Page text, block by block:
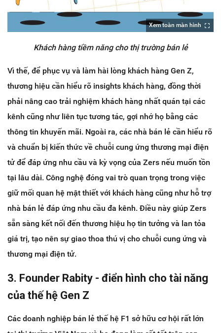
Xem toàn màn hình
Khách hàng tiềm năng cho thị trường bán lẻ
Vì thế, để phục vụ và làm hài lòng khách hàng Gen Z,
thương hiệu cần hiểu rõ insights khách hàng, đồng thời
phải nâng cao trải nghiệm khách hàng nhất quán tại các
kênh cũng như liên tục tương tác, gợi nhớ họ bằng các
thông tin khuyến mãi. Ngoài ra, các nhà bán lẻ cần hiểu rõ
và chuẩn bị kiến thức về chuỗi cung ứng thương mại điện
tử để đáp ứng nhu cầu và kỳ vọng của Zers nếu muốn tồn
tại lâu dài. Công nghệ đóng vai trò quan trọng trong việc
giữ mối quan hệ mật thiết với khách hàng cũng như hỗ trợ
nhà bán lẻ đáp ứng nhu cầu đa kênh. Điều này giúp Zers
sẵn sàng kết nối đến thương hiệu họ tin tưởng và lan tỏa
giá trị, tạo nên sự giao thoa thú vị cho chuỗi cung ứng và
thương mại điện tử.
3. Founder Rabity - điển hình cho tài năng
của thế hệ Gen Z
Các doanh nghiệp bán lẻ thế hệ F1 sở hữu cơ hội rất lớn